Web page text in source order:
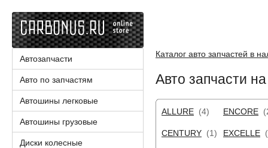
Каталог авто запчастей в
Авто запчасти
ALLURE (4) ENCORE
CENTURY (1) EXCELLE
Автозапчасти
Авто по запчастям
Автошины легковые
Автошины грузовые
Диски колесные